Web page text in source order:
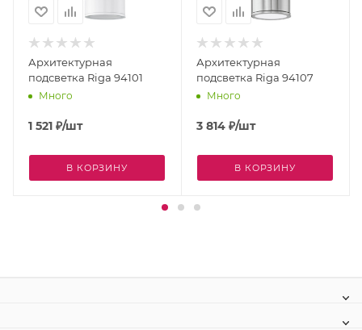
Архитектурная
подсветка Riga 94101
Много
1 521 ₽/шт
В КОРЗИНУ
Архитектурная
подсветка Riga 94107
Много
3 814 ₽/шт
В КОРЗИНУ